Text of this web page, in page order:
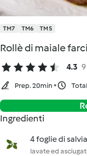
TM7 TM6 TM5
Rollè di maiale
4.3
Prep. 20min
Ingredienti
4 foglie di
lavate ed